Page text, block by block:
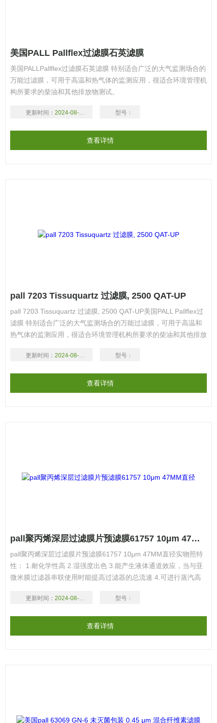
美国PALL Pallflex过滤膜石英滤膜
美国PALLPallflex过滤膜石英滤膜 特别适合广泛的大气监测场合的
万能过滤膜，可用于高温和热气体的监测应用，很适合环境管理机
构所要求的柴油和其他排放物测试。
更新时间： 2024-08-17 型号：
查看详情
pall 7203 Tissuquartz 过滤膜, 2500 QAT-UP
pall 7203 Tissuquartz 过滤膜, 2500 QAT-UP美国PALL Pallflex过
滤膜 特别适合广泛的大气监测场合的万能过滤膜，可用于高温和
热气体的监测应用，很适合环境管理机构所要求的柴油和其他排放
更新时间： 2024-08-17 型号：
查看详情
pall聚丙烯深层过滤膜片预滤膜61757 10μm 47MM直径
pall聚丙烯深层过滤膜片预滤膜61757 10μm 47MM直径实物照特
性： 1.耐化学性高 2.湿强度出色 3.能产生液体通道效应，当与亚
微米膜过滤器串联使用时能提高过滤器的总流速 4.可进行蒸汽高
更新时间： 2024-08-17 型号：
查看详情